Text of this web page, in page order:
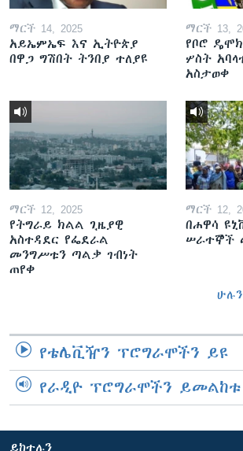
ማርች 14, 2025
አይኤምኤፍ እና ኢትዮጵያ
በዋጋ ግሽበት ትንበያ ተለያዩ
ማርች 13,
የቦሮ
ሦስት
አስታወቀ
ማርች 12, 2025
የትግራይ ክልል ጊዜያዊ
አስተዳደር የፌደራል
መንግሥቱን ጣልቃ ገብነት
ጠየቀ
ማርች 12,
በሐዋሳ
ሠራተኞች
የቴሌቪዥን ፕሮግራሞችን ይዩ
የራዲዮ ፕሮግራሞችን ይመልከቱ
ይከተሉን